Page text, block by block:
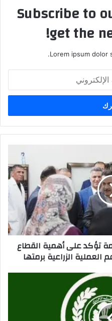
Subscribe to
get the
Lorem ipsum dolor
تؤكد على أهمية القطاع
الزراعية برمتها